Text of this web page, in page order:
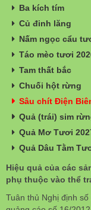
Ba kích tím
Củ đinh lăng
Nấm ngọc cẩu
Táo mèo tươi
Tam thất bắc
Chuối hột rừng
Sâu chít Điện
Quả (trái) sim
Quả Mơ Tươi
Quả Dâu Tằm
Hiệu quả của các
phụ thuộc vào thể
Tuân thủ Nghị định